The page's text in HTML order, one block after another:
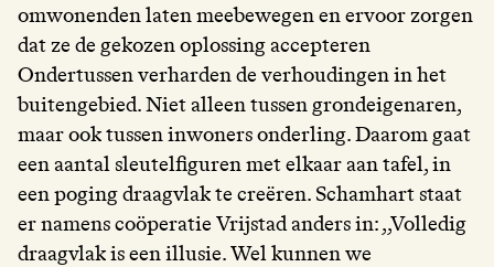
omwonenden laten meebewegen en ervoor zorgen
dat ze de gekozen oplossing accepteren
Ondertussen verharden de verhoudingen in het
buitengebied. Niet alleen tussen grondeigenaren,
maar ook tussen inwoners onderling. Daarom gaat
een aantal sleutelfiguren met elkaar aan tafel, in
een poging draagvlak te creëren. Schamhart staat
er namens coöperatie Vrijstad anders in: ,,Volledig
draagvlak is een illusie. Wel kunnen we